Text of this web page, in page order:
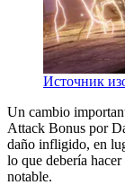
Источник
Un cambio
Attack Bonus por
daño infligido, en
lo que debería
notable.